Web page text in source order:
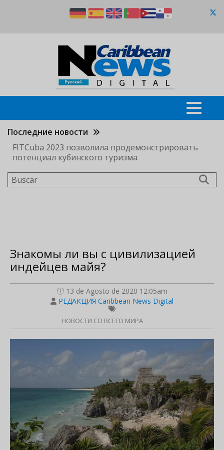
Последние новости
FITCuba 2023 позволила продемонстрировать
потенциал кубинского туризма
Buscar
Знакомы ли вы с цивилизацией
индейцев майя?
13 de Agosto de 2020 12:05am
РЕДАКЦИЯ Caribbean News Digital
НОВОСТИ СО ВСЕГО МИРА